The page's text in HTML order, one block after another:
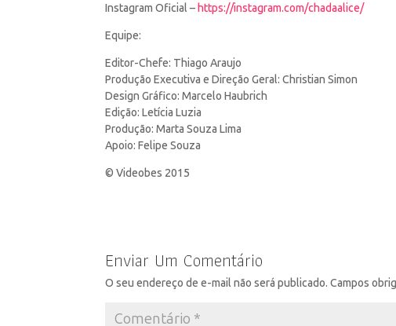
Instagram Oficial – https://instagram.com/chadaalice/
Equipe:
Editor-Chefe: Thiago Araujo
Produção Executiva e Direção Geral: Christian Simon
Design Gráfico: Marcelo Haubrich
Edição: Letícia Luzia
Produção: Marta Souza Lima
Apoio: Felipe Souza
© Videobes 2015
Enviar Um Comentário
O seu endereço de e-mail não será publicado. Campos